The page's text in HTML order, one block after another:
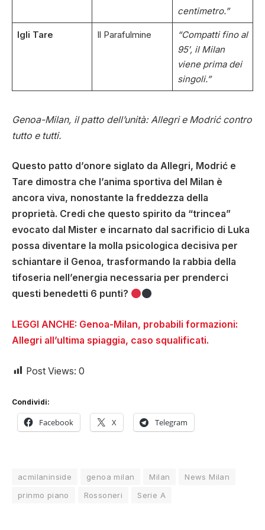
centimetro.”
Igli Tare Il Parafulmine
“Compatti fino al
95′, il Milan
viene prima dei
singoli.”
Genoa-Milan, il patto dell’unità: Allegri e Modrić contro
tutto e tutti.
Questo patto d’onore siglato da Allegri, Modrić e
Tare dimostra che l’anima sportiva del Milan è
ancora viva, nonostante la freddezza della
proprietà. Credi che questo spirito da “trincea”
evocato dal Mister e incarnato dal sacrificio di Luka
possa diventare la molla psicologica decisiva per
schiantare il Genoa, trasformando la rabbia della
tifoseria nell’energia necessaria per prenderci
questi benedetti 6 punti?
LEGGI ANCHE: Genoa-Milan, probabili formazioni:
Allegri all’ultima spiaggia, caso squalificati.
Post Views: 0
Condividi:
Facebook X Telegram
acmilaninside genoa milan Milan
News Milan
prinmo piano
Rossoneri Serie A